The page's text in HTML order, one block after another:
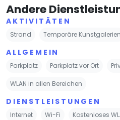
Andere
AKTIVITÄTEN
Strand Temporäre Kunstgalerien
ALLGEMEIN
Parkplatz Parkplatz vor Ort
WLAN in allen Bereichen
DIENSTLEISTUNGEN
Internet Wi-Fi Kostenloses